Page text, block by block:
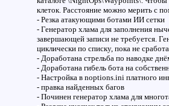
клеток. Расстояние можно мерить с
- Резка атакующими ботами ИИ сетки
- Генератор хлама для заполнения
завершающей записи не требуется.
циклически по списку, пока не
- Доработана стрельба по наводке
- Доработана гибель бота на
- Настройка в noptions.ini платного
- правка найденных багов
- Починен генератор хлама для